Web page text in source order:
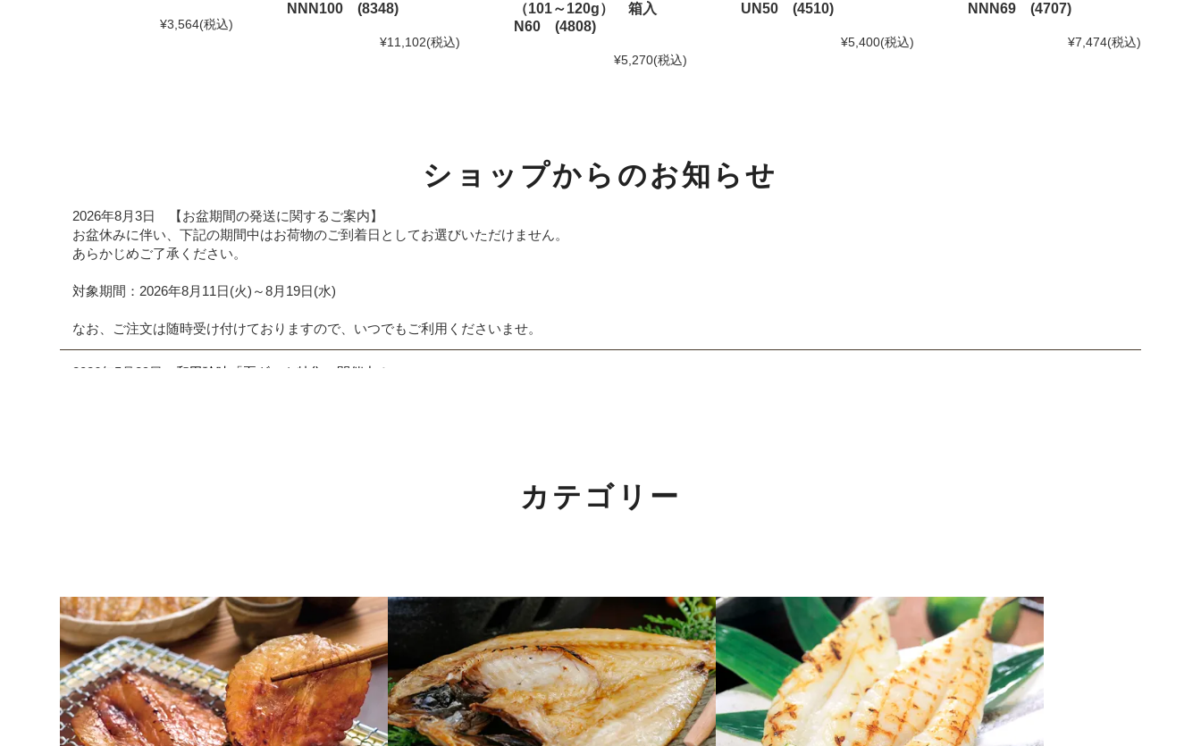
Shinwaカフェシリーズ
ふんわり焼きあげシリーズ
お試しセット
夏ギフト特集
長寿・還暦祝い
ご法要・香典返し
価格別に探す
〜1,000円
1,001〜3,000円
¥3,564(税込)
NNN100 (8348)
¥11,102(税込)
（101～120g） 箱入
N60 (4808)
¥5,270(税込)
UN50 (4510)
¥5,400(税込)
NNN69 (4707)
¥7,474(税込)
ショップからのお知らせ
2026年8月3日 【お盆期間の発送に関するご案内】
お盆休みに伴い、下記の期間中はお荷物のご到着日としてお選びいただけません。
あらかじめご了承ください。
対象期間：2026年8月11日(火)～8月19日(水)
なお、ご注文は随時受け付けておりますので、いつでもご利用くださいませ。
2026年5月29日 和田珍味「夏ギフト特集」開催中！
2026年1月19日本店カフェの休止について
2026年1月10日 本店カフェにて「チョコレートフェア」開催中！3/1(日)まで。詳しくはこちら
2026年1月8日 NHK「あさイチ」にて福乃和をご紹介いただきました！詳しくはこちら
カテゴリー